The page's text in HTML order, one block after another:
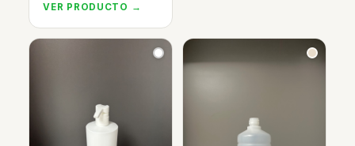
VER PRODUCTO →